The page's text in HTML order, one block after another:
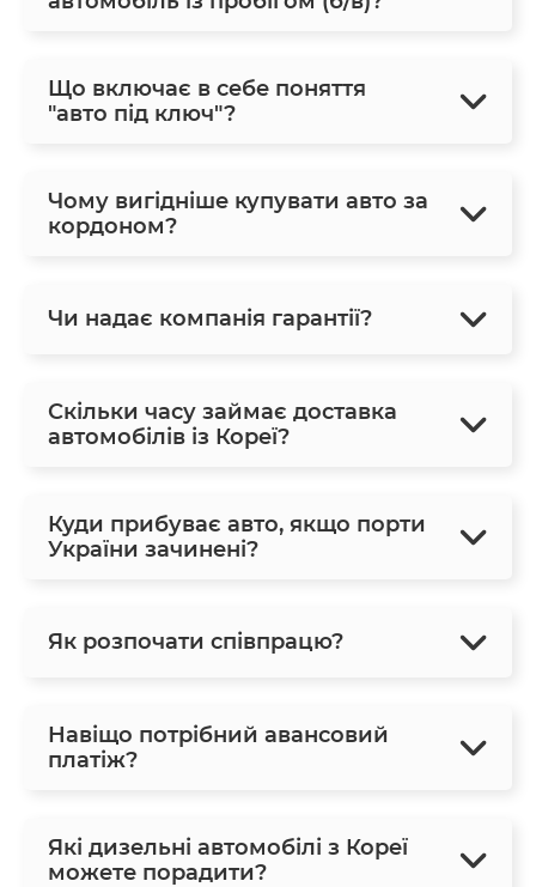
Що включає в себе поняття
"авто під ключ"?
Чому вигідніше купувати авто за
кордоном?
Чи надає компанія гарантії?
Скільки часу займає доставка
автомобілів із Кореї?
Куди прибуває авто, якщо порти
України зачинені?
Як розпочати співпрацю?
Навіщо потрібний авансовий
платіж?
Які дизельні автомобілі з Кореї
можете порадити?